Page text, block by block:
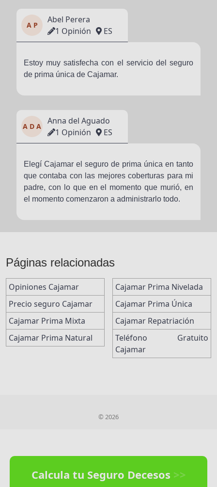
A P
Abel Perera
1 Opinión
ES
Estoy muy satisfecha con el servicio del seguro
de prima única de Cajamar.
A D A
Anna del Aguado
1 Opinión
ES
Elegí Cajamar el seguro de prima única en tanto
que contaba con las mejores coberturas para mi
padre, con lo que en el momento que murió, en
el momento comenzaron a administrarlo todo.
Páginas relacionadas
Opiniones Cajamar
Precio seguro Cajamar
Cajamar Prima Mixta
Cajamar Prima Natural
Cajamar Prima Nivelada
Cajamar Prima Única
Cajamar Repatriación
Teléfono Gratuito
Cajamar
© 2026
Calcula tu Seguro Decesos >>